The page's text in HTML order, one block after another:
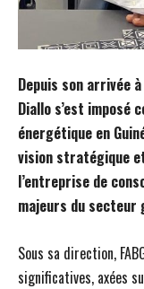
Depuis son arrivée
Diallo s’est imposé
énergétique en
vision stratégique
l’entreprise de
majeurs du secteur
Sous sa direction,
significatives, axées